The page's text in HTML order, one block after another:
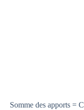
Somme des apports =